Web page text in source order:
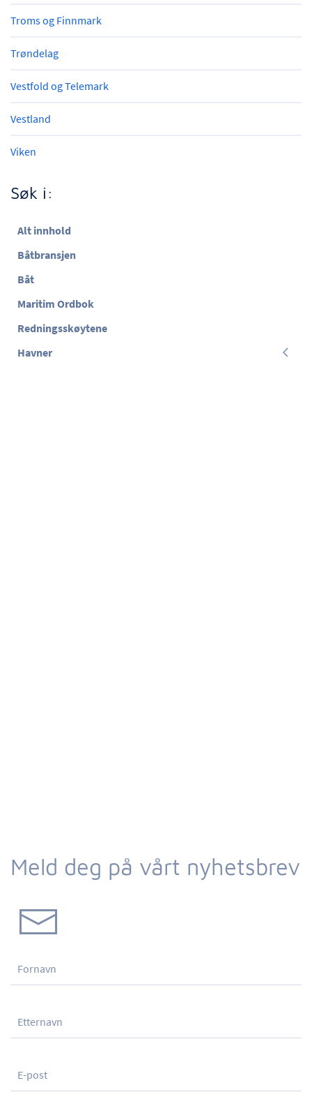
Troms og Finnmark
Trøndelag
Vestfold og Telemark
Vestland
Viken
Søk i:
Alt innhold
Båtbransjen
Båt
Maritim Ordbok
Redningsskøytene
Havner
Meld deg på vårt nyhetsbrev